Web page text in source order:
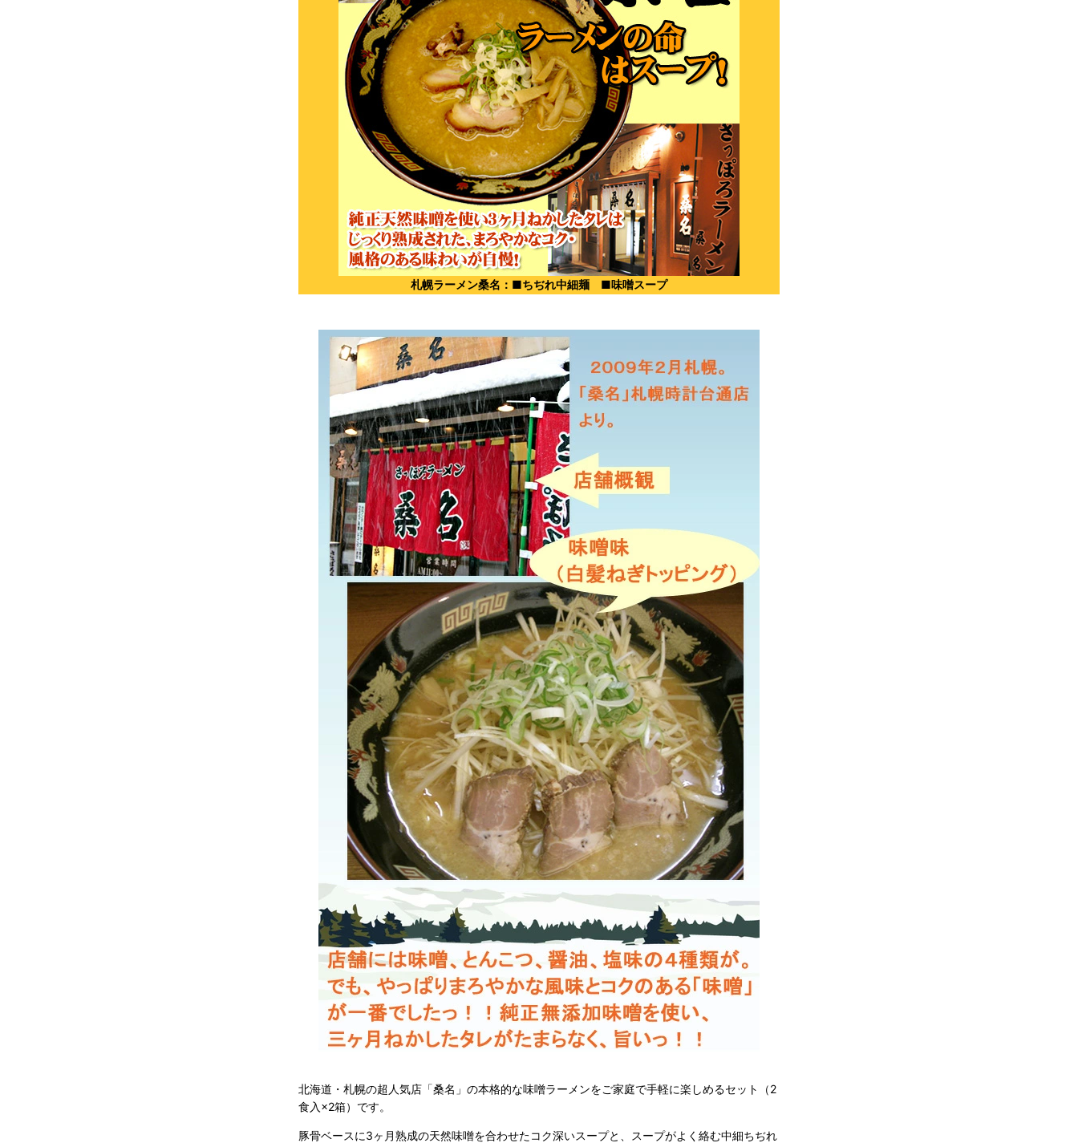
札幌ラーメン桑名：■ちぢれ中細麺 ■味噌スープ
北海道・札幌の超人気店「桑名」の本格的な味噌ラーメンをご家庭で手軽に楽しめるセット（2
食入×2箱）です。
豚骨ベースに3ヶ月熟成の天然味噌を合わせたコク深いスープと、スープがよく絡む中細ちぢれ